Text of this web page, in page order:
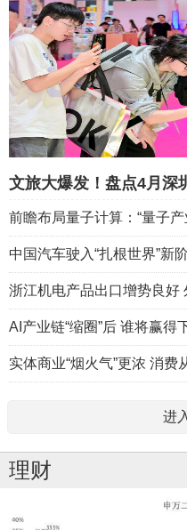
前瞻布局量子计算：“量子
中国汽车驶入“扎根世界”新
浙江机电产品出口增势良好
AI产业链“缩圈”后 谁将赢得
实体商业“烟火气”更浓 消费
进
理财